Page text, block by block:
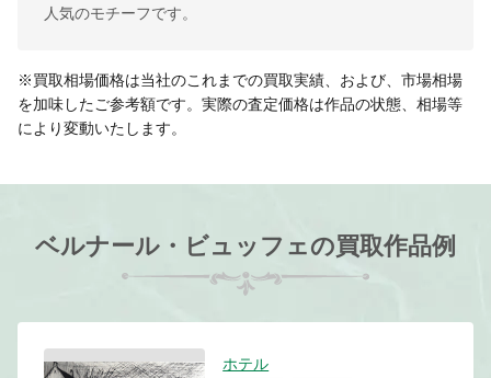
人気のモチーフです。
※買取相場価格は当社のこれまでの買取実績、および、市場相場
を加味したご参考額です。実際の査定価格は作品の状態、相場等
により変動いたします。
ベルナール・ビュッフェの買取作品例
ホテル